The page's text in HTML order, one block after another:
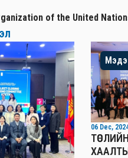
of the United
06 Dec,